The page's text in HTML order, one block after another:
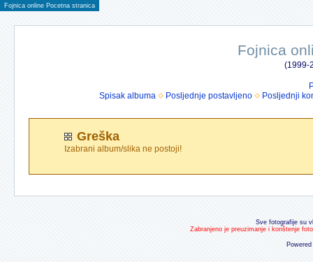
Fojnica online Pocetna stranica
Fojnica
(1999-
Spisak albuma
Posljednje postavljeno Posljednji
Greška
Izabrani album/slika ne postoji!
Sve fotografije su
Zabranjeno je preuzimanje i korištenje